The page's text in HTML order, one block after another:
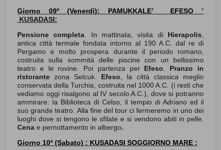
Giorno 09º (Venerdì): PAMUKKALE’ EFESO ’
KUSADASI:
Pensione completa . In mattinata, visita di Hierapolis
antica città termale fondata intorno al 190 A.C. dal re di
Pergamo e molto prospera durante il periodo romano,
costruita sulla sommità delle piscine con un bellissimo
teatro e le rovine. Poi partenza per Efeso Pranzo
in
ristorante zona Selcuk. Efeso
la città classica meglio
conservata della Turchia, costruita nel 1000 A.C. (i resti che
vediamo oggi risalgono al IV secolo A.C.), dove si potranno
ammirare: la Biblioteca di Celso, il tempio di Adriano ed il
suo grande teatro. Alla fine del tour ci fermeremo in uno dei
luoghi dove si tengono le sfilate e si vendono abiti in pelle.
Cena e pernottamento in albergo.
Giorno 10º (Sabato) : KUSADASI SOGGIORNO MARE :